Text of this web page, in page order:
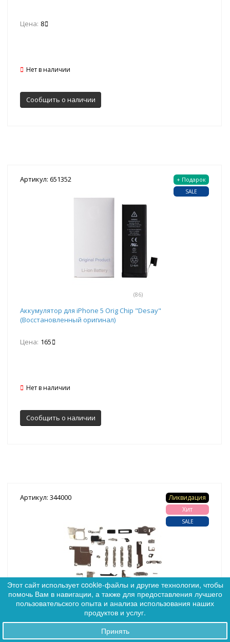
0
Цена: 8
Нет в наличии
Сообщить о наличии
Артикул: 651352
(86)
+ Подарок
SALE
Аккумулятор для iPhone 5 Orig Chip "Desay"
(Восстановленный оригинал)
Цена: 165
Нет в наличии
Сообщить о наличии
Артикул: 344000
(2)
Ликвидация
Хит
SALE
Комплект креплений платы для iPhone 5 *
Этот сайт использует cookie-файлы и другие технологии, чтобы
помочь Вам в навигации, а также для предоставления лучшего
пользовательского опыта и анализа использования наших
продуктов и услуг.
Принять